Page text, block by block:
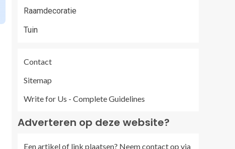
Raamdecoratie
Tuin
Contact
Sitemap
Write for Us - Complete Guidelines
Adverteren op deze website?
Een artikel of link plaatsen? Neem contact op via